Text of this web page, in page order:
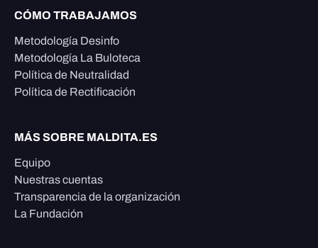
CÓMO TRABAJAMOS
Metodología Desinfo
Metodología La Buloteca
Política de Neutralidad
Política de Rectificación
MÁS SOBRE MALDITA.ES
Equipo
Nuestras cuentas
Transparencia de la organización
La Fundación